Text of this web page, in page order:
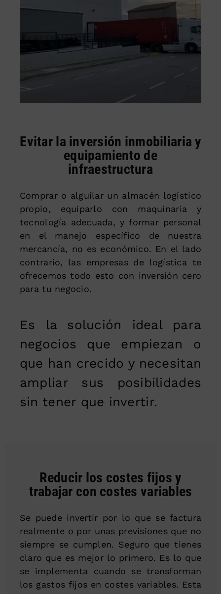
Evitar la inversión inmobiliaria y
equipamiento de
infraestructura
Comprar o alguilar un almacén logístico
propio, equiparlo con maquinaria y
tecnología adecuada, y formar personal
en el manejo específico de nuestra
mercancía, no es económico. En el lado
contrario, las empresas de logística te
ofrecemos todo esto con inversión cero
para tu negocio.
Es la solución ideal para
negocios que empiezan o
que han crecido y necesitan
ampliar sus posibilidades
sin tener que invertir.
Reducir los costes fijos y
trabajar con costes variables
Se puede invertir por lo que se factura
realmente o por unas previsiones que no
siempre se cumplen. Seguro que tienes
claro que es mejor lo primero. Es lo que
se implementa cuando se transforman
los gastos fijos en costes variables. Esta